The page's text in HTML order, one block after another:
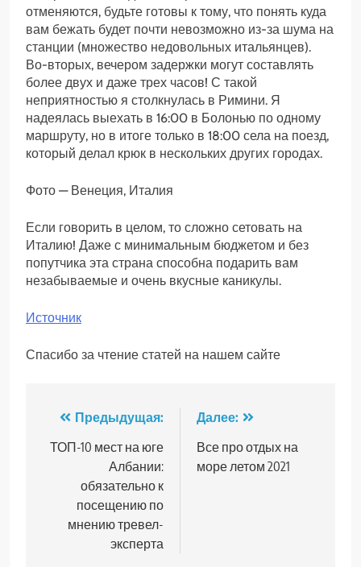
отменяются, будьте готовы к тому, что понять куда
вам бежать будет почти невозможно из-за шума на
станции (множество недовольных итальянцев).
Во-вторых, вечером задержки могут составлять
более двух и даже трех часов! С такой
неприятностью я столкнулась в Римини. Я
надеялась выехать в 16:00 в Болонью по одному
маршруту, но в итоге только в 18:00 села на поезд,
который делал крюк в нескольких других городах.
Фото — Венеция, Италия
Если говорить в целом, то сложно сетовать на
Италию! Даже с минимальным бюджетом и без
попутчика эта страна способна подарить вам
незабываемые и очень вкусные каникулы.
Источник
Спасибо за чтение статей на нашем сайте
Навигация
по
записям
Предыдущая:
ТОП-10 мест на юге
Албании:
обязательно к
посещению по
мнению тревел-
эксперта
Далее:
Все про отдых на
море летом 2021